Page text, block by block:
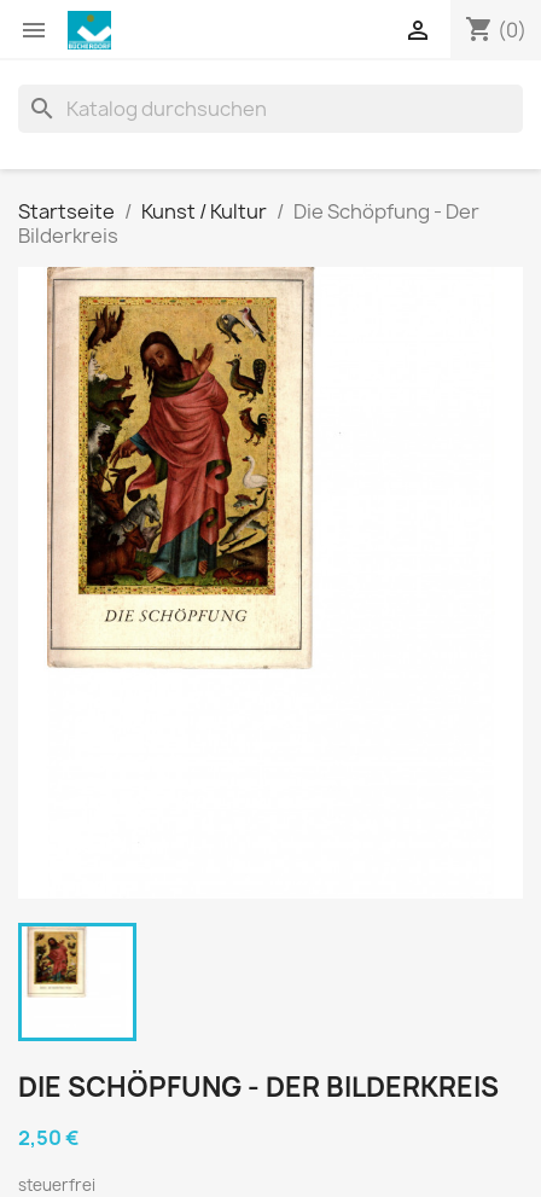
 shopping_cart (0)

search
Startseite Kunst / Kultur
Die Schöpfung - Der
Bilderkreis
DIE SCHÖPFUNG - DER BILDERKREIS
2,50 €
steuerfrei